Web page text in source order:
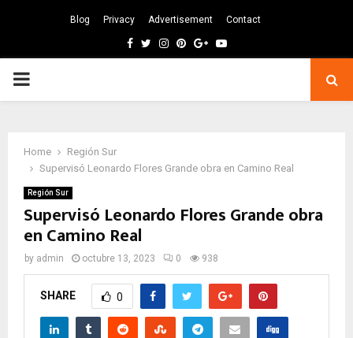
Blog Privacy Advertisement Contact
Facebook
TwitterInstagram
Pinterest
GoogleYoutube
PRIMARY
Home
Región Sur
Supervisó Leonardo Flores Grande obra en Camino Real
Región Sur
Supervisó Leonardo Flores Grande obra
en Camino Real
by admin octubre 13, 2023 0 938
SHARE 0